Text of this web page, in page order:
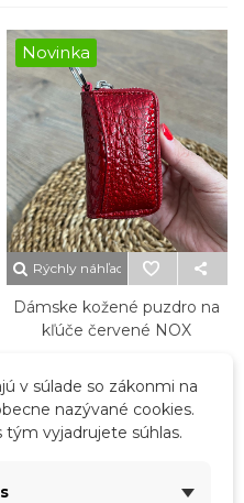
Novinka
Rýchly náhľad
Dámske kožené puzdro na
kľúče červené NOX
v súlade so zákonmi na
nazývané cookies.
vyjadrujete súhlas.